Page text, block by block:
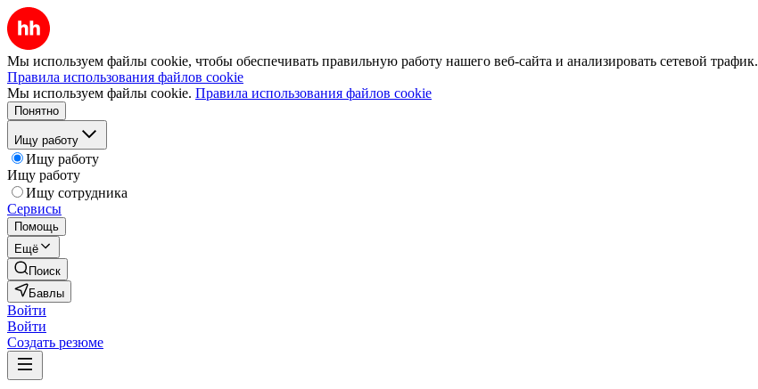
Мы используем файлы cookie, чтобы обеспечивать правильную работу нашего веб-сайта и анализировать сетевой трафик.
Правила использования файлов cookie
Мы используем файлы cookie. Правила использования файлов cookie
Понятно
Ищу работу
Ищу работу
Ищу работу
Ищу сотрудника
Сервисы
Помощь
Ещё
Поиск
Бавлы
Войти
Войти
Создать резюме